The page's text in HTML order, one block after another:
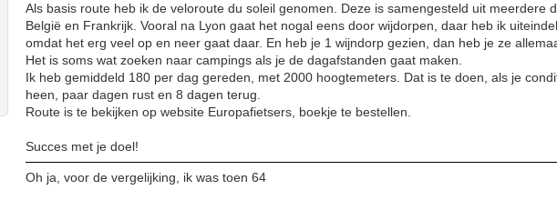
Als basis route heb ik de veloroute du soleil genomen. Deze is samengesteld uit meerdere
België en Frankrijk. Vooral na Lyon gaat het nogal eens door wijdorpen, daar heb ik
omdat het erg veel op en neer gaat daar. En heb je 1 wijndorp gezien, dan heb je ze
Het is soms wat zoeken naar campings als je de dagafstanden gaat maken.
Ik heb gemiddeld 180 per dag gereden, met 2000 hoogtemeters. Dat is te doen, als je
heen, paar dagen rust en 8 dagen terug.
Route is te bekijken op website Europafietsers, boekje te bestellen.
Succes met je doel!
Oh ja, voor de vergelijking, ik was toen 64